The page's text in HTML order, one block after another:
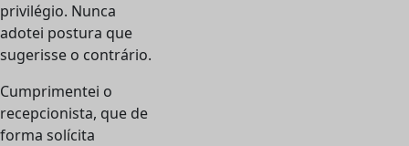
privilégio. Nunca
adotei postura que
sugerisse o contrário.
Cumprimentei o
recepcionista, que de
forma solícita